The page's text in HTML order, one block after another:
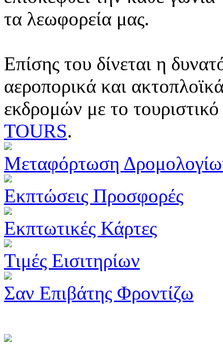
τα λεωφορεία μας.
Επίσης του δίνεται η
αεροπορικά και
εκδρομών με το
TOURS.
Μεταφόρτωση
Εκπτώσεις Προσφορές
Εκπτωτικές Κάρτες
Τιμές Εισιτηρίων
Σαν Επιβάτης Φροντίζω